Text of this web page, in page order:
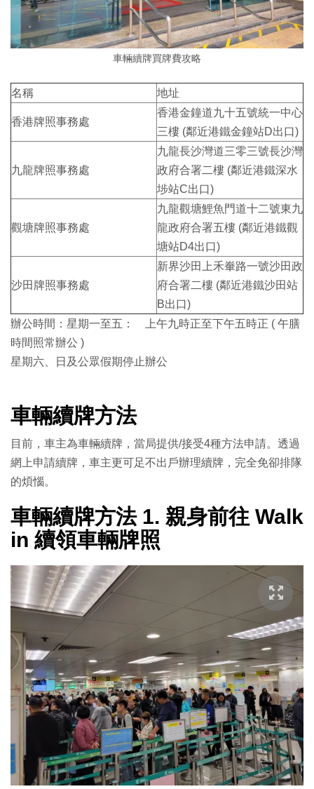
車輛續牌買牌費攻略
名稱 地址
香港牌照事務處
香港金鐘道九十五號統一中心
三樓 (鄰近港鐵金鐘站D出口)
九龍牌照事務處
九龍長沙灣道三零三號長沙灣
政府合署二樓 (鄰近港鐵深水
埗站C出口)
觀塘牌照事務處
九龍觀塘鯉魚門道十二號東九
龍政府合署五樓 (鄰近港鐵觀
塘站D4出口)
沙田牌照事務處
新界沙田上禾輋路一號沙田政
府合署二樓 (鄰近港鐵沙田站
B出口)
辦公時間：星期一至五： 上午九時正至下午五時正 ( 午膳
時間照常辦公 )
星期六、日及公眾假期停止辦公
車輛續牌方法
目前，車主為車輛續牌，當局提供/接受4種方法申請。透過
網上申請續牌，車主更可足不出戶辦理續牌，完全免卻排隊
的煩惱。
車輛續牌方法 1. 親身前往 Walk
in 續領車輛牌照